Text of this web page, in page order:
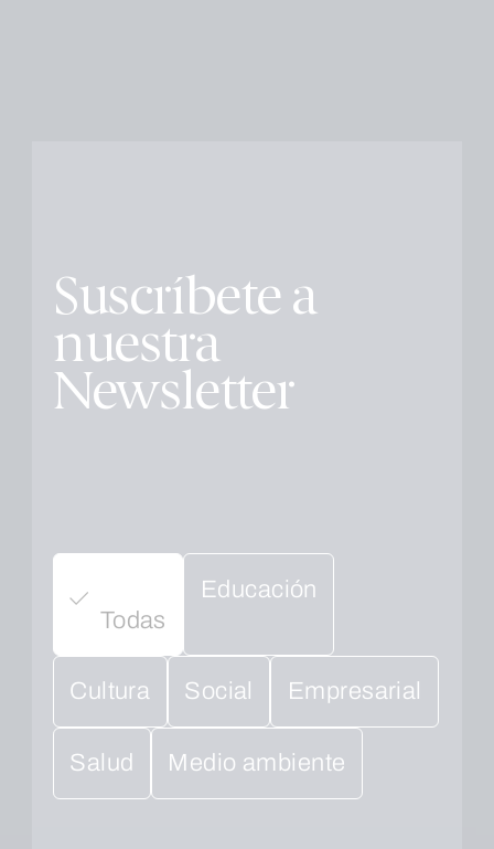
Suscríbete a
nuestra
Newsletter
Todas
Educación
Cultura Social Empresarial
Salud Medio ambiente